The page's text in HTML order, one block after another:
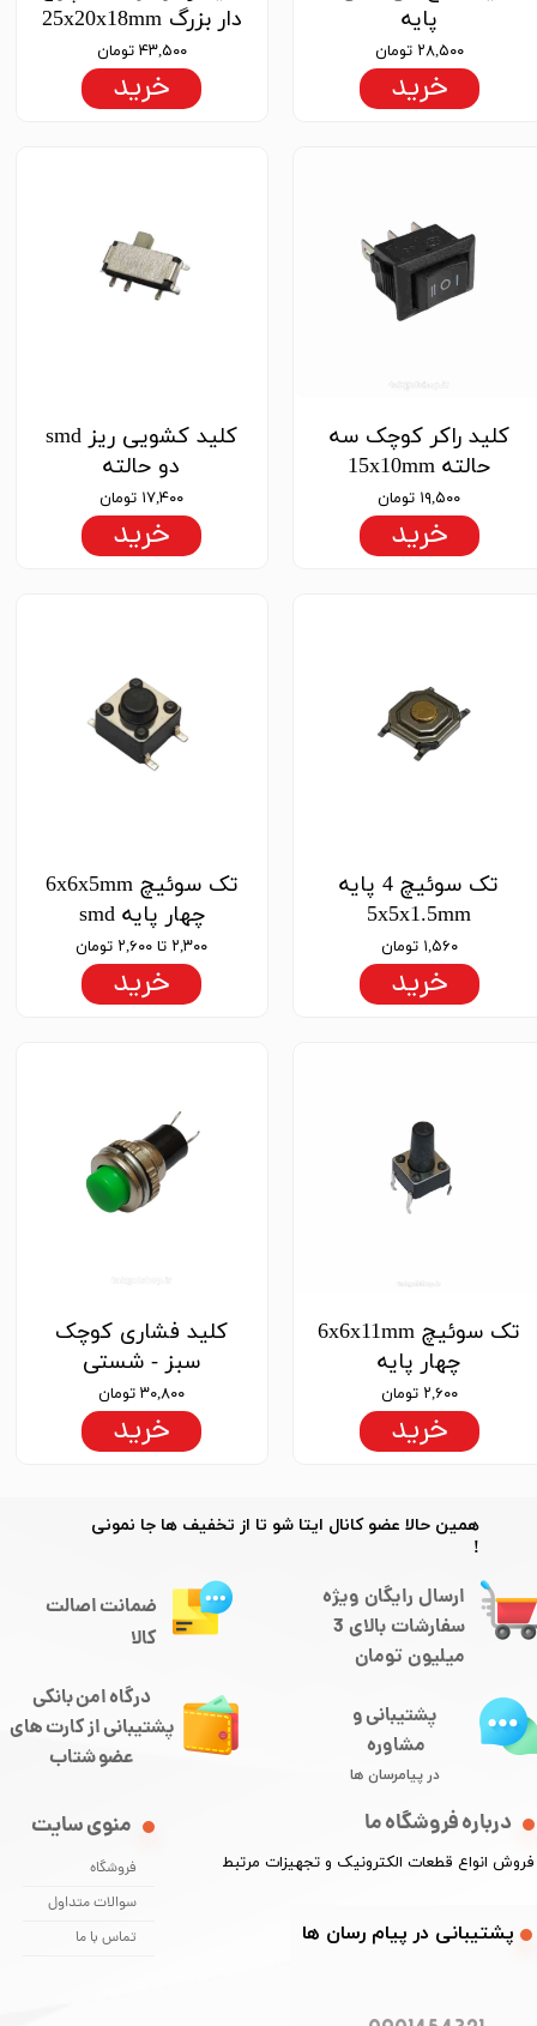
پایه
۲۸,۵۰۰ تومان
خرید
دار بزرگ 25x20x18mm
۴۳,۵۰۰ تومان
خرید
کلید راکر کوچک سه
حالته 15x10mm
۱۹,۵۰۰ تومان
خرید
کلید کشویی ریز smd
دو حالته
۱۷,۴۰۰ تومان
خرید
تک سوئیچ 4 پایه
5x5x1.5mm
۱,۵۶۰ تومان
خرید
تک سوئیچ 6x6x5mm
چهار پایه smd
۲,۳۰۰ تا ۲,۶۰۰ تومان
خرید
تک سوئیچ 6x6x11mm
چهار پایه
۲,۶۰۰ تومان
خرید
کلید فشاری کوچک
سبز - شستی
۳۰,۸۰۰ تومان
خرید
ارسال رایگان ویژه
سفارشات بالای 3
میلیون تومان
درباره فروشگاه ما
​فروش انواع قطعات الکترونیک و تجهیزات مرتبط
منوی سایت
فروشگاه
سوالات متداول
تماس با ما
​​پشتیبانی در پیام رسان ها
درگاه امن بانکی
​​​​​​پشتیبانی از کارت های
​​​​​​​عضو شتاب
پشتیبانی و
مشاوره
در پیامرسان ها
ضمانت اصالت
کالا
​​همین حالا عضو کانال ایتا شو تا از تخفیف ها جا نمونی
!